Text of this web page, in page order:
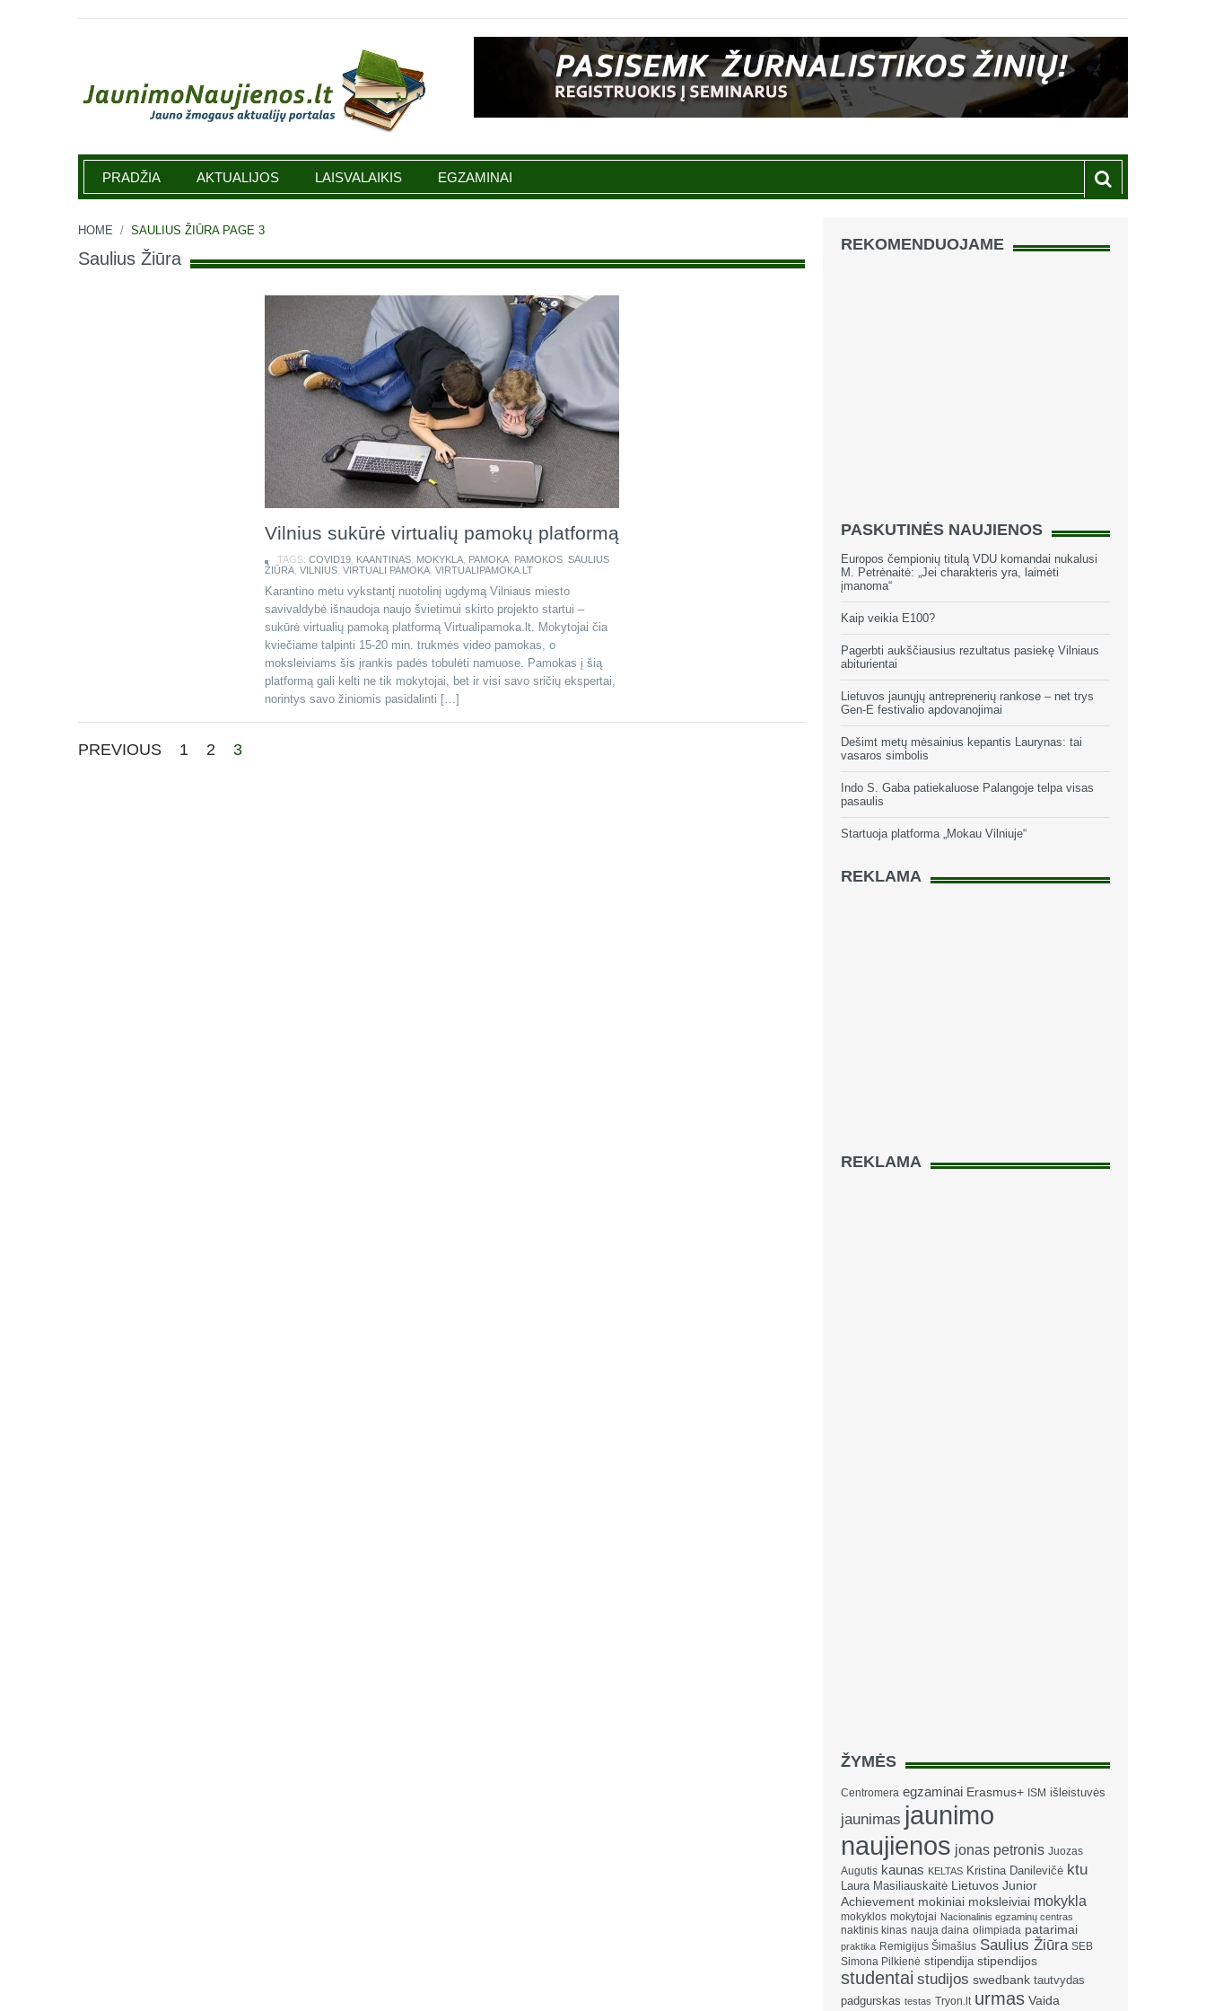
Jaunimonaujienos.lt
PRADŽIA AKTUALIJOS LAISVALAIKIS EGZAMINAI
HOME / SAULIUS ŽIŪRAPAGE 3
Saulius Žiūra
Vilnius sukūrė virtualių pamokų platformą
TAGS: COVID19, KAANTINAS, MOKYKLA, PAMOKA, PAMOKOS, SAULIUS
ŽIŪRA, VILNIUS, VIRTUALI PAMOKA, VIRTUALIPAMOKA.LT
Karantino metu vykstantį nuotolinį ugdymą Vilniaus miesto
savivaldybė išnaudoja naujo švietimui skirto projekto startui –
sukūrė virtualių pamoką platformą Virtualipamoka.lt. Mokytojai čia
kviečiame talpinti 15-20 min. trukmės video pamokas, o
moksleiviams šis įrankis padės tobulėti namuose. Pamokas į šią
platformą gali kelti ne tik mokytojai, bet ir visi savo sričių ekspertai,
norintys savo žiniomis pasidalinti […]
PREVIOUS 1 2 3
REKOMENDUOJAME
PASKUTINĖS NAUJIENOS
Europos čempionių titulą VDU komandai nukalusi
M. Petrėnaitė: „Jei charakteris yra, laimėti
įmanoma“
Kaip veikia E100?
Pagerbti aukščiausius rezultatus pasiekę Vilniaus
abiturientai
Lietuvos jaunųjų antreprenerių rankose – net trys
Gen-E festivalio apdovanojimai
Dešimt metų mėsainius kepantis Laurynas: tai
vasaros simbolis
Indo S. Gaba patiekaluose Palangoje telpa visas
pasaulis
Startuoja platforma „Mokau Vilniuje“
REKLAMA
REKLAMA
ŽYMĖS
Centromera egzaminai Erasmus+ ISM išleistuvės
jaunimas jaunimo
naujienos jonas petronis Juozas
Augutis kaunas KELTAS Kristina Danilevičė ktu
Laura Masiliauskaitė Lietuvos Junior
Achievement mokiniai moksleiviai mokykla
mokyklos mokytojai Nacionalinis egzaminų centras
naktinis kinas nauja daina olimpiada patarimai
praktika Remigijus Šimašius Saulius Žiūra SEB
Simona Pilkienė stipendija stipendijos
studentai studijos swedbank tautvydas
padgurskas testas Tryon.lt urmas Vaida